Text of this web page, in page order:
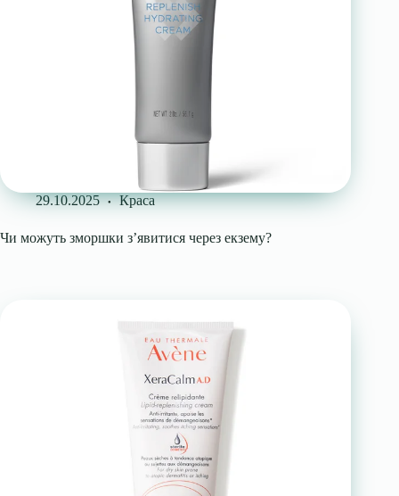
29.10.2025 Краса
Чи можуть зморшки з’явитися через екзему?